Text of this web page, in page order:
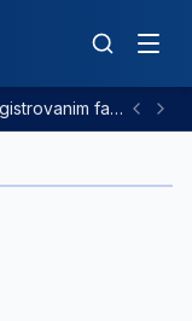
ZDK odobrio 2,38 miliona KM podrške registrovanim farmama goveda